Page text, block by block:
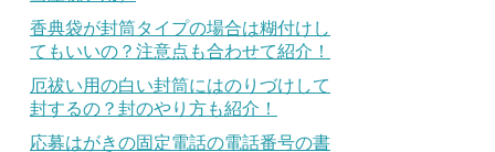
香典袋が封筒タイプの場合は糊付けし
てもいいの？注意点も合わせて紹介！
厄祓い用の白い封筒にはのりづけして
封するの？封のやり方も紹介！
応募はがきの固定電話の電話番号の書